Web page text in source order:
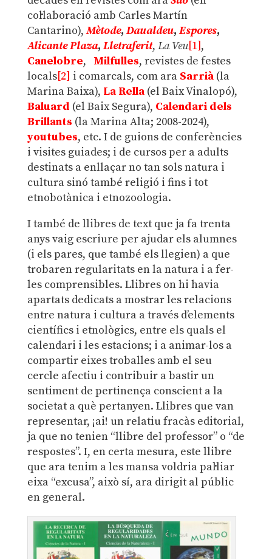
col·laboració amb Carles Martín
Cantarino),Mètode, Daualdeu, Espores,
AlicantePlaza, Lletraferit, La Veu[1],
Canelobre, Milfulles, revistes de festes
locals[2] i comarcals, com ara Sarrià(la
Marina Baixa), La Rella(el Baix Vinalopó),
Baluard (el Baix Segura), Calendari dels
Brillants (la Marina Alta; 2008-2024),
youtubes, etc. I de guions de conferències
i visites guiades; i de cursos per a adults
destinats a enllaçar no tan sols natura i
cultura sinó també religió i fins i tot
etnobotànica i etnozoologia.
I també de llibres de text que ja fa trenta
anys vaig escriure per ajudar els alumnes
(i els pares, que també els llegien) a que
trobaren regularitats en la natura i a fer-
les comprensibles. Llibres on hi havia
apartats dedicats a mostrar les relacions
entre natura i cultura a través d’elements
científics i etnològics, entre els quals el
calendari i les estacions; i a animar-los a
compartir eixes troballes amb el seu
cercle afectiu i contribuir a bastir un
sentiment de pertinença conscient a la
societat a què pertanyen. Llibres que van
representar, ¡ai! un relatiu fracàs editorial,
ja que no tenien “llibre del professor” o “de
respostes”. I, en certa mesura, este llibre
que ara tenim a les mansa voldria pal·liar
eixa “excusa”, això sí, ara dirigit al públic
en general.